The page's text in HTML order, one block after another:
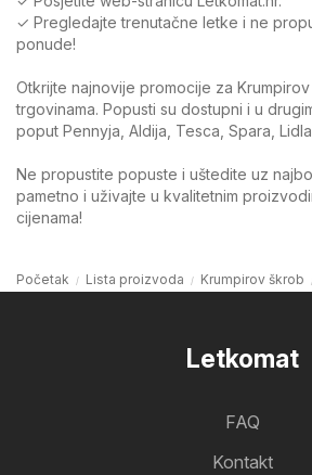
✓ Pregledajte trenutačne letke i ne
ponude!
Otkrijte najnovije promocije za
trgovinama. Popusti su dostupni i u
poput Pennyja, Aldija, Tesca, Spara,
Ne propustite popuste i uštedite uz
pametno i uživajte u kvalitetnim
cijenama!
Početak Lista proizvoda Krumpirov škrob
Letkomat
FAQ
Kontakt